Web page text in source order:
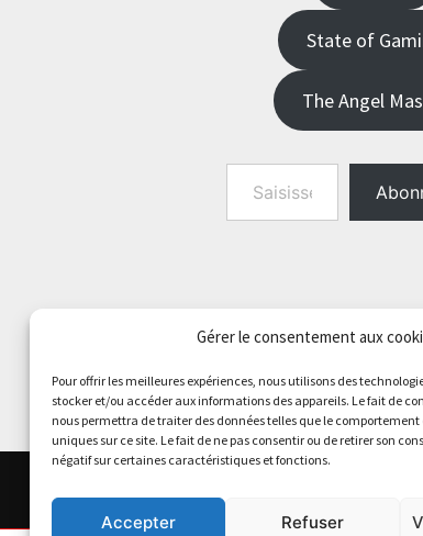
Gérer le consentement aux
Pour offrir les meilleures expériences, nous utilisons des
stocker et/ou accéder aux informations des appareils. Le fait de
nous permettra de traiter des données telles que le comportement
uniques sur ce site. Le fait de ne pas consentir ou de retirer son
négatif sur certaines caractéristiques et fonctions.
Accepter Refuser
State of
The Angel
Saisissez votre adresse e-mail…